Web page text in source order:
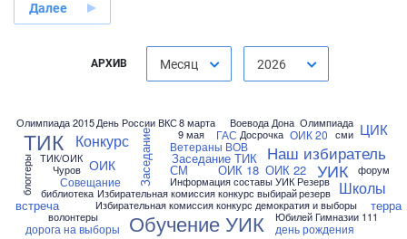
Далее
АРХИВ Месяц 2026
8 марта
9 мая
ВКС
Ветераны ВОВ
Воевода Дона
ГАС
День России
Досрочка
Заседание Заседание ТИК
Избирательная комиссия конкурс выбирай
Избирательная комиссия конкурс демократия и выборы
Информация составы УИК Резерв
Конкурс
Наш избиратель
ОИК ОИК 18
ОИК 20
ОИК 22
Обучение УИК
Олимпиада
Олимпиада 2015
СМ
Совещание
ТИК
ТИК/ОИК
УИК
ЦИК
Чуров
Школы
Юбилей Гимназии 111
библиотека
блоггеры
волонтеры
встреча
день рождения
дорога на выборы
резерв
сми
терра
форум